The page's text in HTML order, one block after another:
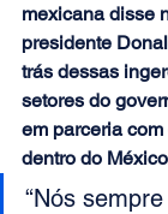
mexicana disse
presidente
trás dessas
setores do
em parceria
dentro do
“Nós sempre